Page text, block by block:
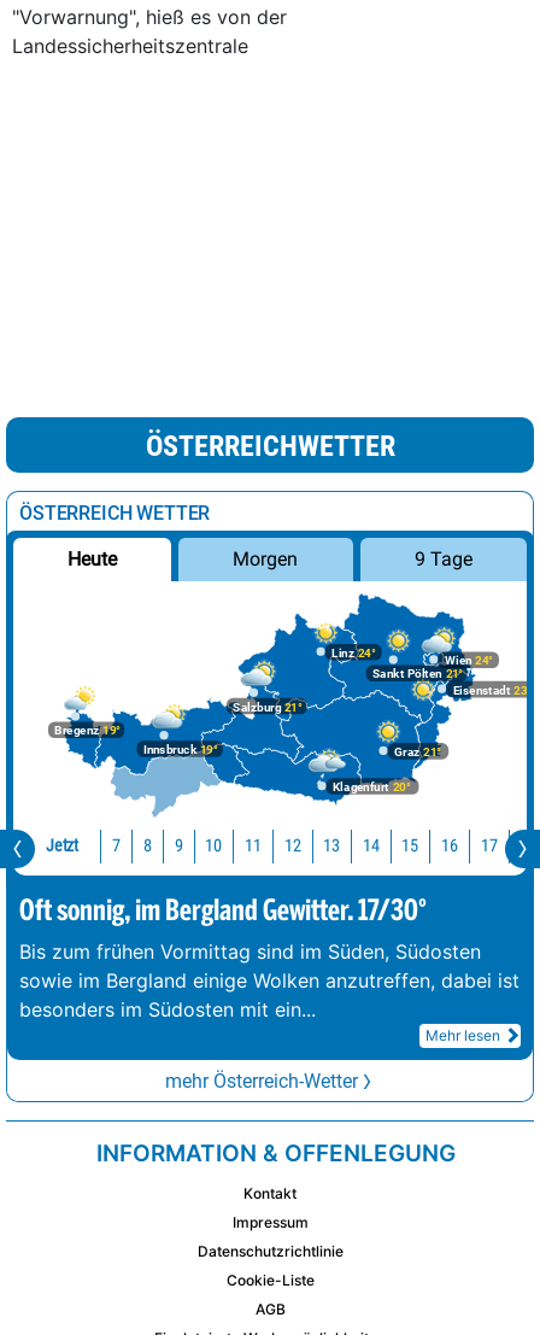
"Vorwarnung", hieß es von der
Landessicherheitszentrale
ÖSTERREICHWETTER
ÖSTERREICH WETTER
Heute Morgen 9 Tage
Bregenz19°
Graz21°
Innsbruck19°
Klagenfurt 20°
Linz24°
Salzburg21°
Wien 24°
Eisenstadt 23°
Sankt Pölten 21°
Jetzt 7 8 9 10 11 12 13 14 15 16 17 18
Oft sonnig, im Bergland Gewitter. 17/30°
Bis zum frühen Vormittag sind im Süden, Südosten
sowie im Bergland einige Wolken anzutreffen, dabei ist
besonders im Südosten mit ein...
Mehr lesen
mehr Österreich-Wetter
INFORMATION & OFFENLEGUNG
Kontakt
Impressum
Datenschutzrichtlinie
Cookie-Liste
AGB